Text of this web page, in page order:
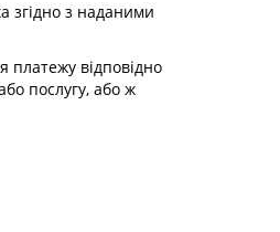
згідно з наданими
платежу відповідно
послугу, або ж